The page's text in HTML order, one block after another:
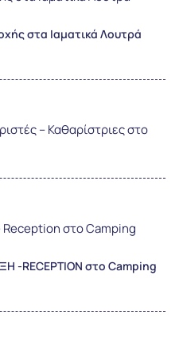
στα Ιαματικά Λουτρά
– Καθαρίστριες στο
Reception στο Camping
-RECEPTION στο Camping